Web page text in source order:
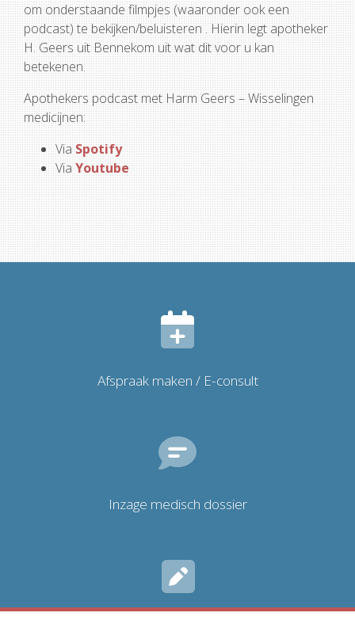
om onderstaande filmpjes (waaronder ook een
podcast) te bekijken/beluisteren . Hierin legt apotheker
H. Geers uit Bennekom uit wat dit voor u kan
betekenen.
Apothekers podcast met Harm Geers – Wisselingen
medicijnen:
ViaSpotify
ViaYoutube
Afspraak maken / E-consult
Inzage medisch dossier